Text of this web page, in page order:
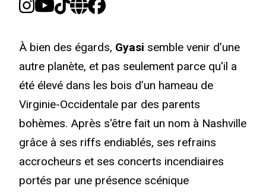
À bien des égards, Gyasi semble venir d’une
autre planète, et pas seulement parce qu'il a
été élevé dans les bois d’un hameau de
Virginie-Occidentale par des parents
bohèmes. Après s'être fait un nom à Nashville
grâce à ses riffs endiablés, ses refrains
accrocheurs et ses concerts incendiaires
portés par une présence scénique